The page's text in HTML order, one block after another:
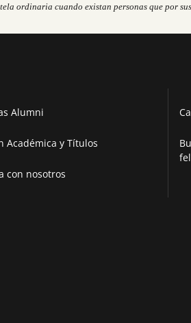
ordinaria cuando existan personas que por
Alumni
Académica y Títulos
con nosotros